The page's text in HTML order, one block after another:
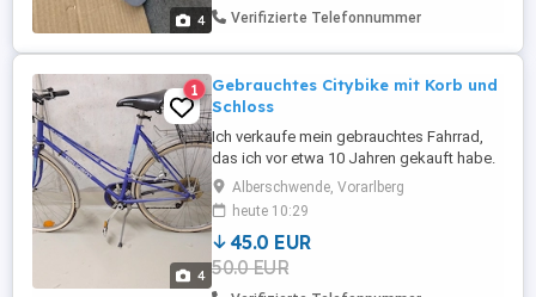
4
Höchst
Verifizierte Telefonnummer
4
1
Gebrauchtes Citybike mit Korb und
Schloss
Ich verkaufe mein gebrauchtes Fahrrad,
das ich vor etwa 10 Jahren gekauft habe.
Es wurde insgesamt eher selten gefahren
und ist ideal für den Alltag, zum Einkaufen
oder für Fahrten in der Stadt. Ausstattung:
7-Gang-Schaltung Praktischer
Einkaufskorb Schloss inklusive
Bequemes Citybike für kurze bis ...
Alberschwende, Vorarlberg
heute 10:29
45.0 EUR
50.0 EUR